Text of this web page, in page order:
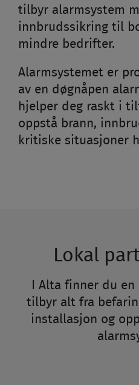
tilbyr alarmsystem
innbrudssikring til
mindre bedrifter.
Alarmsystemet er
av en døgnåpen
hjelper deg raskt i
oppstå brann,
kritiske situasjoner
Lokal
I Alta finner du
tilbyr alt fra
installasjon og